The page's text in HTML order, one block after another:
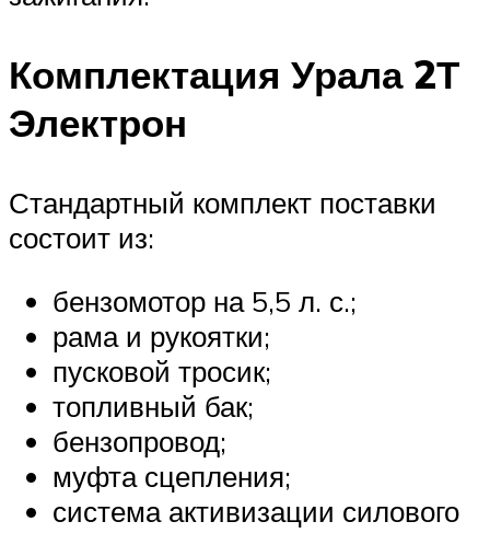
Комплектация Урала 2Т
Электрон
Стандартный комплект поставки
состоит из:
бензомотор на 5,5 л. с.;
рама и рукоятки;
пусковой тросик;
топливный бак;
бензопровод;
муфта сцепления;
система активизации силового